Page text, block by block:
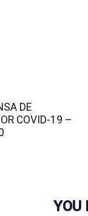
DE
COVID-19 –
YOU